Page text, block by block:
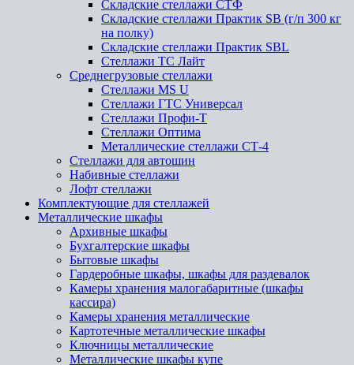
Складские стеллажи СТФ
Складские стеллажи Практик SB (г/п 300 кг
на полку)
Складские стеллажи Практик SBL
Стеллажи ТС Лайт
Среднегрузовые стеллажи
Стеллажи MS U
Стеллажи ГТС Универсал
Стеллажи Профи-Т
Стеллажи Оптима
Металлические стеллажи СТ-4
Стеллажи для автошин
Набивные стеллажи
Лофт стеллажи
Комплектующие для стеллажей
Металлические шкафы
Архивные шкафы
Бухгалтерские шкафы
Бытовые шкафы
Гардеробные шкафы, шкафы для раздевалок
Камеры хранения малогабаритные (шкафы
кассира)
Камеры хранения металлические
Картотечные металлические шкафы
Ключницы металлические
Металлические шкафы купе